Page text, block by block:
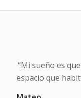
“Mi sueño es
espacio que